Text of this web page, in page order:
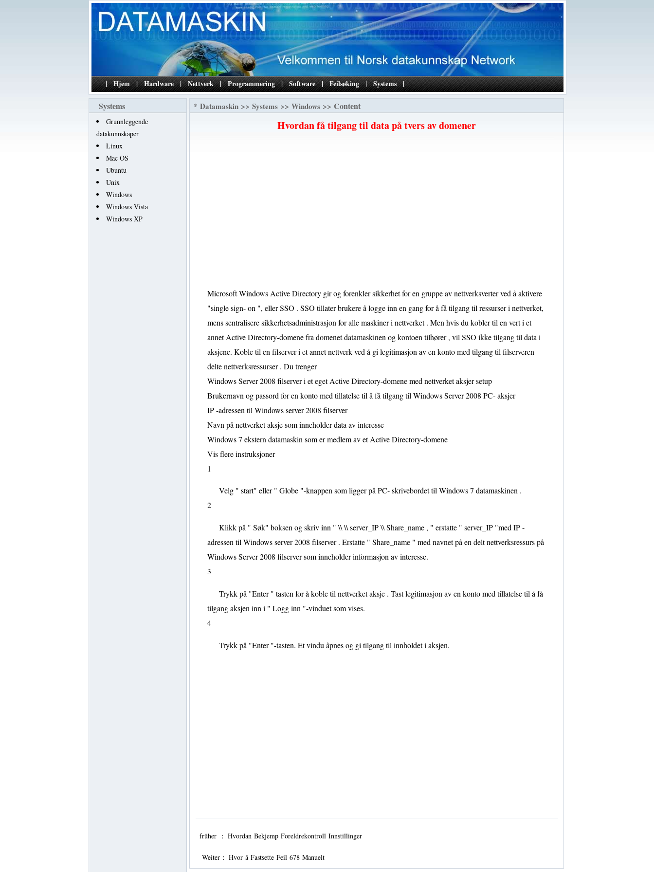
| Hjem | Hardware | Nettverk | Programmering | Software | Feilsøking | Systems |
Systems
Grunnleggende
datakunnskaper
Linux
Mac OS
Ubuntu
Unix
Windows
Windows Vista
Windows XP
* Datamaskin >> Systems >> Windows >> Content
Hvordan få tilgang til data på tvers av domener
Microsoft Windows Active Directory gir og forenkler sikkerhet for en gruppe av nettverksverter ved å aktivere
"single sign- on ", eller SSO . SSO tillater brukere å logge inn en gang for å få tilgang til ressurser i nettverket,
mens sentralisere sikkerhetsadministrasjon for alle maskiner i nettverket . Men hvis du kobler til en vert i et
annet Active Directory-domene fra domenet datamaskinen og kontoen tilhører , vil SSO ikke tilgang til data i
aksjene. Koble til en filserver i et annet nettverk ved å gi legitimasjon av en konto med tilgang til filserveren
delte nettverksressurser . Du trenger
Windows Server 2008 filserver i et eget Active Directory-domene med nettverket aksjer setup
Brukernavn og passord for en konto med tillatelse til å få tilgang til Windows Server 2008 PC- aksjer
IP -adressen til Windows server 2008 filserver
Navn på nettverket aksje som inneholder data av interesse
Windows 7 ekstern datamaskin som er medlem av et Active Directory-domene
Vis flere instruksjoner
1
Velg " start" eller " Globe "-knappen som ligger på PC- skrivebordet til Windows 7 datamaskinen .
2
Klikk på " Søk" boksen og skriv inn " \\ \\ server_IP \\ Share_name , " erstatte " server_IP "med IP -
adressen til Windows server 2008 filserver . Erstatte " Share_name " med navnet på en delt nettverksressurs på
Windows Server 2008 filserver som inneholder informasjon av interesse.
3
Trykk på "Enter " tasten for å koble til nettverket aksje . Tast legitimasjon av en konto med tillatelse til å få
tilgang aksjen inn i " Logg inn "-vinduet som vises.
4
Trykk på "Enter "-tasten. Et vindu åpnes og gi tilgang til innholdet i aksjen.
früher ： Hvordan Bekjemp Foreldrekontroll Innstillinger
Weiter： Hvor å Fastsette Feil 678 Manuelt